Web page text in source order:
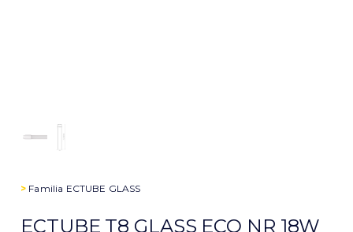
> Familia ECTUBE GLASS
ECTUBE T8 GLASS ECO NR 18W